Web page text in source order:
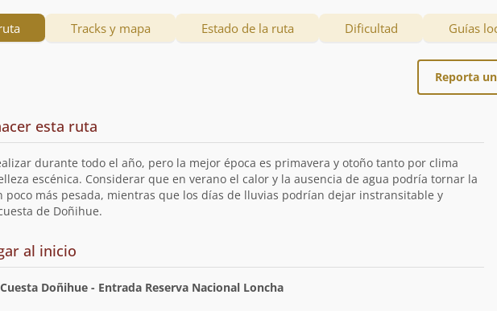
Tracks y mapa Estado de la ruta Dificultad Guías
Reporta
esta ruta
durante todo el año, pero la mejor época es primavera y otoño tanto por clima
escénica. Considerar que en verano el calor y la ausencia de agua podría tornar la
poco más pesada, mientras que los días de lluvias podrían dejar instransitable y
de Doñihue.
al iniciode
la
ruta
Doñihue - Entrada Reserva Nacional Loncha